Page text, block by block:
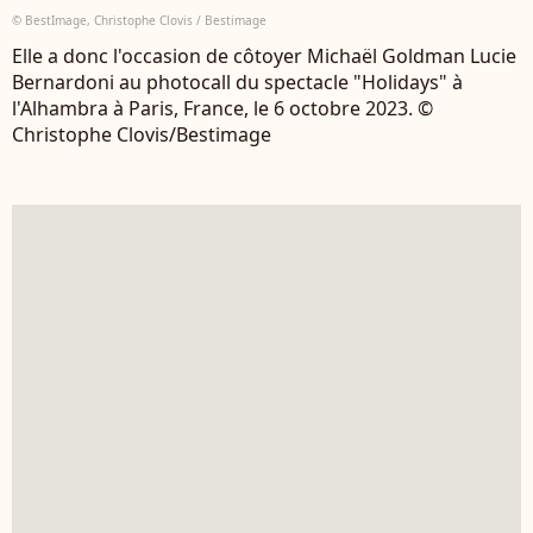
© BestImage, Christophe Clovis / Bestimage
Elle a donc l'occasion de côtoyer Michaël Goldman Lucie
Bernardoni au photocall du spectacle "Holidays" à
l'Alhambra à Paris, France, le 6 octobre 2023. ©
Christophe Clovis/Bestimage